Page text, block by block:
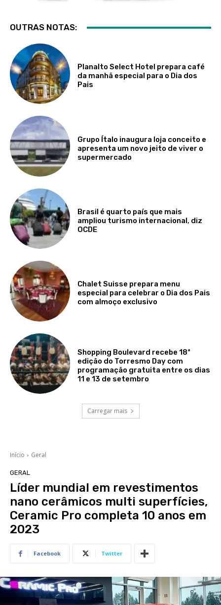
OUTRAS NOTAS:
Planalto Select Hotel prepara café
da manhã especial para o Dia dos
Pais
Grupo Ítalo inaugura loja conceito e
apresenta um novo jeito de viver o
supermercado
Brasil é quarto país que mais
ampliou turismo internacional, diz
OCDE
Chalet Suisse prepara menu
especial para celebrar o Dia dos Pais
com almoço exclusivo
Shopping Boulevard recebe 18ª
edição do Torresmo Day com
programação gratuita entre os dias
11 e 13 de setembro
Carregar mais